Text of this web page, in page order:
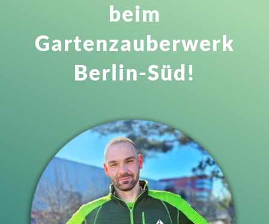
beim
Gartenzauberwerk
Berlin-Süd!